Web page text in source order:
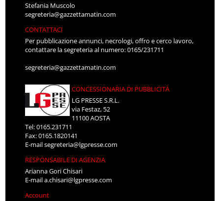
Stefania Muscolo
segreteria@gazzettamatin.com
CONTATTACI
Per pubblicazione annunci, necrologi, offro e cerco lavoro,
contattare la segreteria al numero: 0165/231711
segreteria@gazzettamatin.com
CONCESSIONARIA DI PUBBLICITÀ
LG PRESSE S.R.L.
via Festaz, 52
11100 AOSTA
Tel: 0165.231711
Fax: 0165.1820141
E-mailsegreteria@lgpresse.com
RESPONSABILE DI AGENZIA
Arianna Gori Chisari
E-maila.chisari@lgpresse.com
Account